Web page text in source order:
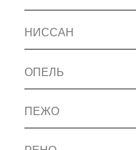
НИССАН
ОПЕЛЬ
ПЕЖО